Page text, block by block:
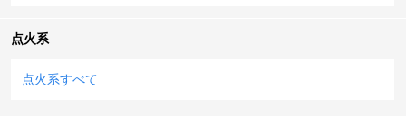
点火系
点火系すべて